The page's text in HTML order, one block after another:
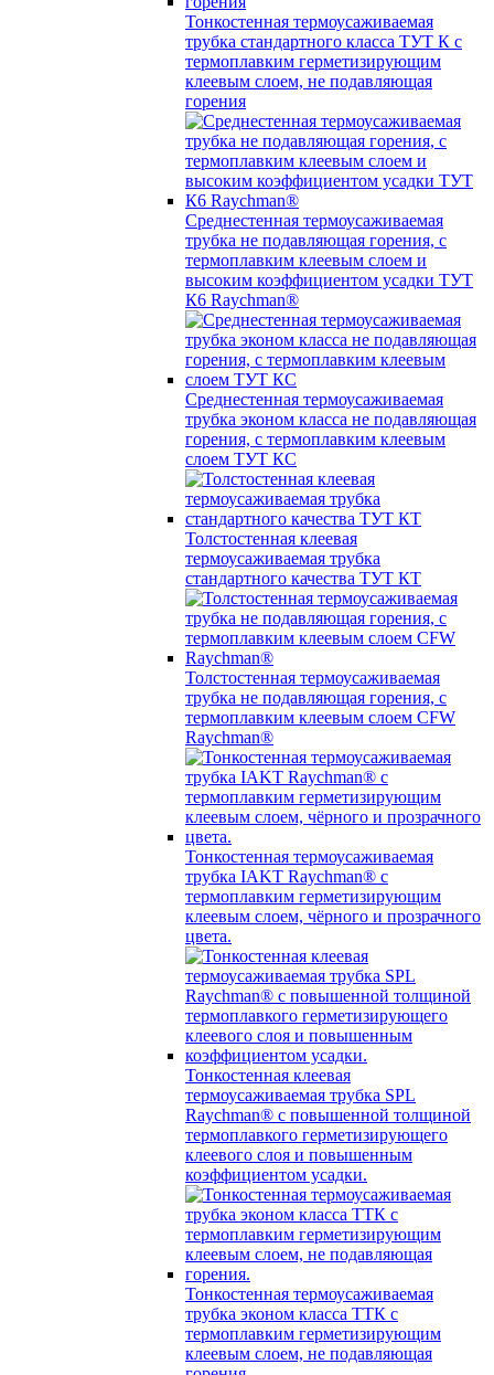
Тонкостенная термоусаживаемая
трубка стандартного класса ТУТ К с
термоплавким герметизирующим
клеевым слоем, не подавляющая
горения
Среднестенная термоусаживаемая
трубка не подавляющая горения, с
термоплавким клеевым слоем и
высоким коэффициентом усадки ТУТ
К6 Raychman®
Среднестенная термоусаживаемая
трубка эконом класса не подавляющая
горения, с термоплавким клеевым
слоем ТУТ КС
Толстостенная клеевая
термоусаживаемая трубка
стандартного качества ТУТ КТ
Толстостенная термоусаживаемая
трубка не подавляющая горения, с
термоплавким клеевым слоем CFW
Raychman®
Тонкостенная термоусаживаемая
трубка IAKT Raychman® с
термоплавким герметизирующим
клеевым слоем, чёрного и прозрачного
цвета.
Тонкостенная клеевая
термоусаживаемая трубка SPL
Raychman® с повышенной толщиной
термоплавкого герметизирующего
клеевого слоя и повышенным
коэффициентом усадки.
Тонкостенная термоусаживаемая
трубка эконом класса ТТК с
термоплавким герметизирующим
клеевым слоем, не подавляющая